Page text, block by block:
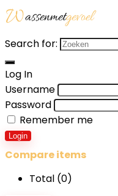
Search for:
Log In
Username
Password
Remember me
Login
Compare items
Total (0)